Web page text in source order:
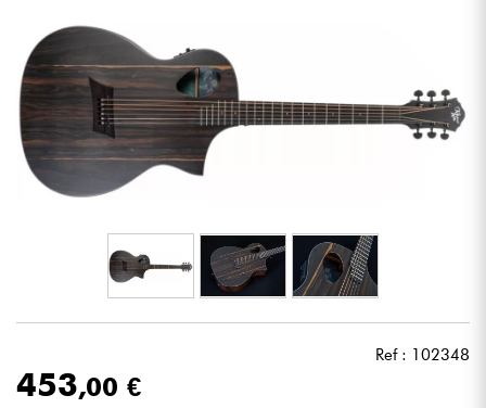
Toetsenbord & Piano
Synths & samplers
Home-studio
Hoofdtelefoon
Microfoon
Ref : 102348
453,00 €